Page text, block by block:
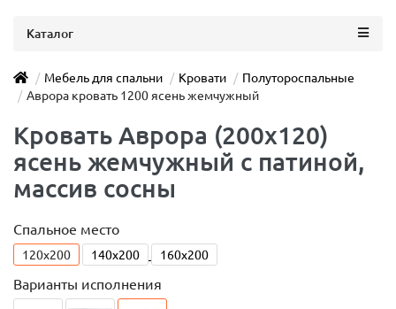
Каталог
Мебель для спальни Кровати
Полутороспальные
Аврора кровать 1200 ясень жемчужный
Кровать Аврора (200x120)
ясень жемчужный с патиной,
массив сосны
Спальное место
120x200 140x200 160x200
Варианты исполнения